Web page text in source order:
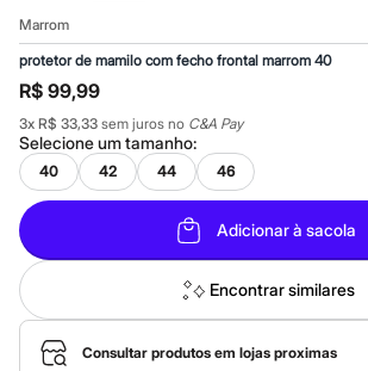
Até 40% off
Até 60% off
A partir de 60% off
Feminino
Em alta
Inverno
Alfaiataria
Novidades
Roupas
Blusas e Camisetas
Básicos
Calças
Casacos e Jaquetas
Jeans
Macacões
Saias
Shorts e Bermudas
Marrom
protetor de mamilo com fecho frontal marrom 40
R$ 99,99
3x R$ 33,33 sem juros no C&A Pay
Selecione umtamanho:
40 42 44 46
Adicionar à sacola
Encontrar similares
Consultar produtos em lojas proximas